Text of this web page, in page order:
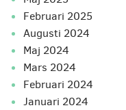
februari 2025
augusti 2024
maj 2024
mars 2024
februari 2024
januari 2024